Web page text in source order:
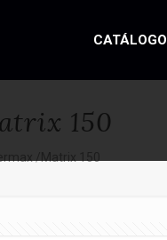
CATÁLOGO
150